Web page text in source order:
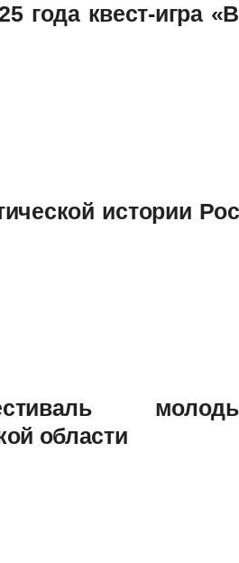
года квест-игра
истории
области